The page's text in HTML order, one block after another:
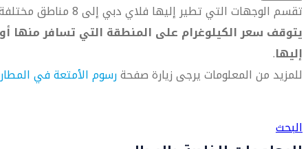
تقسم الوجهات التي تطير إليها فلاي دبي إلى 8 مناطق مختلفة.
يتوقف سعر الكيلوغرام على المنطقة التي تسافر منها أو
إليها.
للمزيد من المعلومات يرجى زيارة صفحةرسوم الأمتعة في المطار
البحث